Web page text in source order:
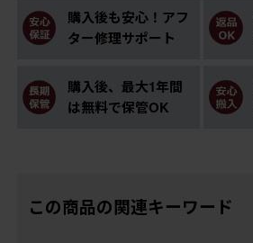
購入後も安心！アフ
ター修理サポート
購入後、最大1年間
は無料で保管OK
この商品の関連キーワード